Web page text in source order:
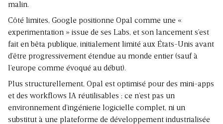
malin.
Côté limites, Google positionne Opal comme une «
experimentation » issue de ses Labs, et son lancement s’est
fait en bêta publique, initialement limité aux États-Unis avant
d’être progressivement étendue au monde entier (sauf à
l’europe comme évoqué au début).
Plus structurellement, Opal est optimisé pour des mini-apps
et des workflows IA réutilisables ; ce n’est pas un
environnement d’ingénierie logicielle complet, ni un
substitut à une plateforme de développement industrialisée